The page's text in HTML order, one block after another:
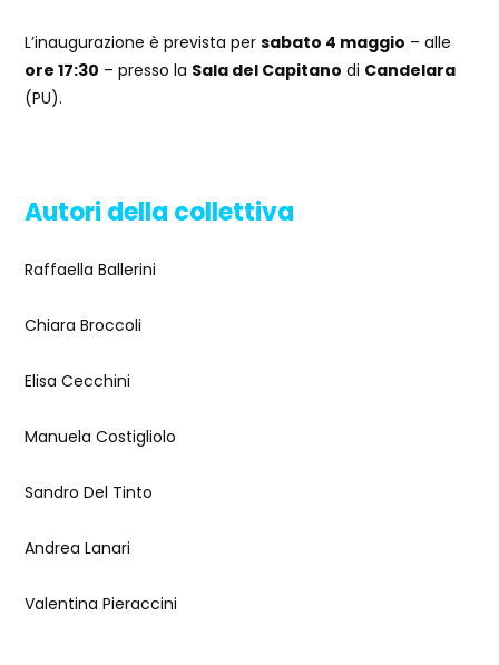
L’inaugurazione è prevista persabato 4 maggio – alle
ore 17:30 – presso la Sala del Capitano di Candelara
(PU).
Autori della collettiva
Raffaella Ballerini
Chiara Broccoli
Elisa Cecchini
Manuela Costigliolo
Sandro Del Tinto
Andrea Lanari
Valentina Pieraccini